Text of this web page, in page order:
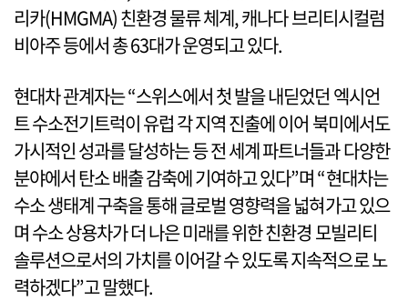
리카(HMGMA) 친환경 물류 체계, 캐나다 브리티시컬럼
비아주 등에서 총 63대가 운영되고 있다.
현대차 관계자는 “스위스에서 첫 발을 내딛었던 엑시언
트 수소전기트럭이 유럽 각 지역 진출에 이어 북미에서도
가시적인 성과를 달성하는 등 전 세계 파트너들과 다양한
분야에서 탄소 배출 감축에 기여하고 있다”며 “현대차는
수소 생태계 구축을 통해 글로벌 영향력을 넓혀가고 있으
며 수소 상용차가 더 나은 미래를 위한 친환경 모빌리티
솔루션으로서의 가치를 이어갈 수 있도록 지속적으로 노
력하겠다”고 말했다.